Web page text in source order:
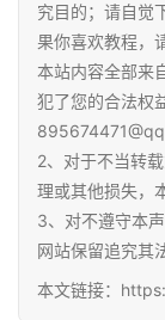
儿
童
英
语
启
蒙
究目的；请自觉
果你喜欢教程，
本站内容全部来
犯了您的合法权
2、对于不当转
理或其他损失，
3、对不遵守本
网站保留追究其
本文链接：